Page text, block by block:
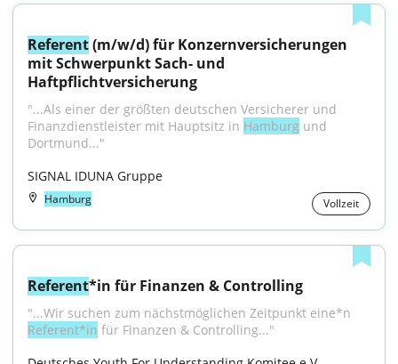
Referent (m/w/d) für Konzernversicherungen
mit Schwerpunkt Sach- und
Haftpflichtversicherung
"...Als einer der größten deutschen Versicherer und
Finanzdienstleister mit Hauptsitz in Hamburg und
Dortmund..."
SIGNAL IDUNA Gruppe
Hamburg Vollzeit
Referent*in für Finanzen & Controlling
Referent*in für Finanzen & Controlling..."